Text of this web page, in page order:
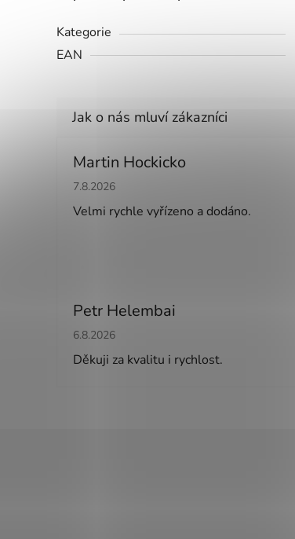
Kategorie
EAN
Martin Hockicko
Hodnocení obchodu je 5 z 5 hvězdiček.
7.8.2026
Velmi rychle vyřízeno a dodáno.
Petr Helembai
Hodnocení obchodu je 5 z 5 hvězdiček.
6.8.2026
Děkuji za kvalitu i rychlost.